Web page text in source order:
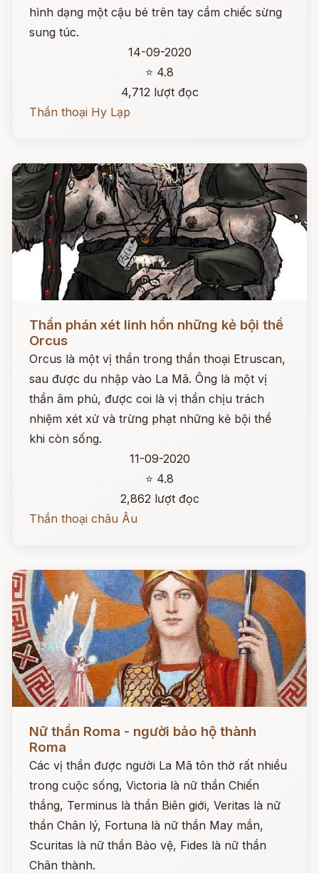
hình dạng một cậu bé trên tay cầm chiếc sừng
sung túc.
14-09-2020
⭐ 4.8
4,712 lượt đọc
Thần thoại Hy Lạp
Đọc ngay
Thần phán xét linh hồn những kẻ bội thề
Orcus
Orcus là một vị thần trong thần thoại Etruscan,
sau được du nhập vào La Mã. Ông là một vị
thần âm phủ, được coi là vị thần chịu trách
nhiệm xét xử và trừng phạt những kẻ bội thề
khi còn sống.
11-09-2020
⭐ 4.8
2,862 lượt đọc
Thần thoại châu Âu
Nữ thần Roma - người bảo hộ thành
Roma
Các vị thần được người La Mã tôn thờ rất nhiều
trong cuộc sống, Victoria là nữ thần Chiến
thắng, Terminus là thần Biên giới, Veritas là nữ
thần Chân lý, Fortuna là nữ thần May mắn,
Scuritas là nữ thần Bảo vệ, Fides là nữ thần
Chân thành.